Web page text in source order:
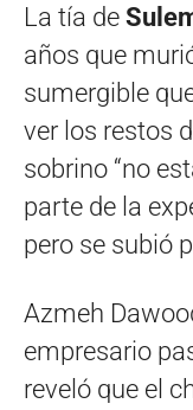
La tía de
años que
sumergible
ver los restos
sobrino “no
parte de la
pero se subió
Azmeh
empresario
reveló que el